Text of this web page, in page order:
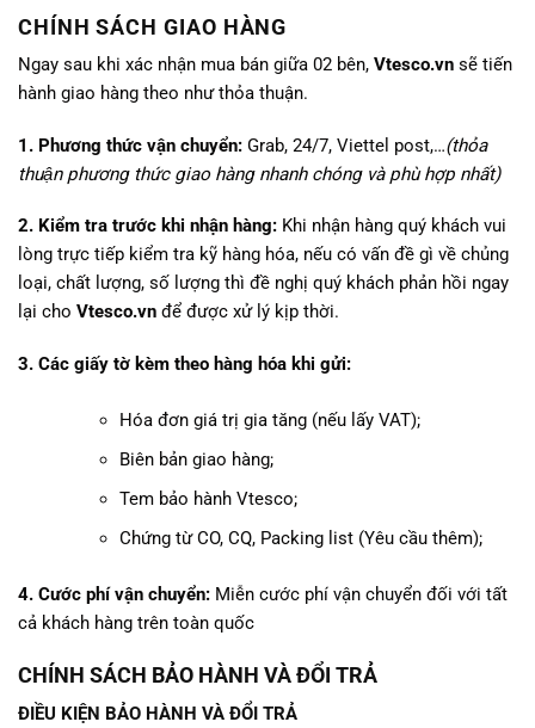
CHÍNH SÁCH GIAO HÀNG
Ngay sau khi xác nhận mua bán giữa 02 bên, Vtesco.vn sẽ tiến
hành giao hàng theo như thỏa thuận.
1. Phương thức vận chuyển: Grab, 24/7, Viettel post,…(thỏa
thuận phương thức giao hàng nhanh chóng và phù hợp nhất)
2. Kiểm tra trước khi nhận hàng: Khi nhận hàng quý khách vui
lòng trực tiếp kiểm tra kỹ hàng hóa, nếu có vấn đề gì về chủng
loại, chất lượng, số lượng thì đề nghị quý khách phản hồi ngay
lại cho Vtesco.vn để được xử lý kịp thời.
3. Các giấy tờ kèm theo hàng hóa khi gửi:
Hóa đơn giá trị gia tăng (nếu lấy VAT);
Biên bản giao hàng;
Tem bảo hành Vtesco;
Chứng từ CO, CQ, Packing list (Yêu cầu thêm);
4. Cước phí vận chuyển: Miễn cước phí vận chuyển đối với tất
cả khách hàng trên toàn quốc
CHÍNH SÁCH BẢO HÀNH VÀ ĐỔI TRẢ
ĐIỀU KIỆN BẢO HÀNH VÀ ĐỔI TRẢ